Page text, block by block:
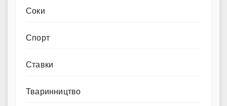
Соки
Спорт
Ставки
Тваринництво